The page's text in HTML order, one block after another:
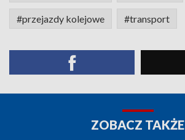
#przejazdy kolejowe #transport
ZOBACZ TAKŻE